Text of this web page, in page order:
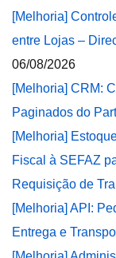
[Melhoria]
entre Lojas –
06/08/2026
[Melhoria] CRM:
Paginados do
[Melhoria]
Fiscal à SEFAZ
Requisição de
[Melhoria] API:
Entrega e